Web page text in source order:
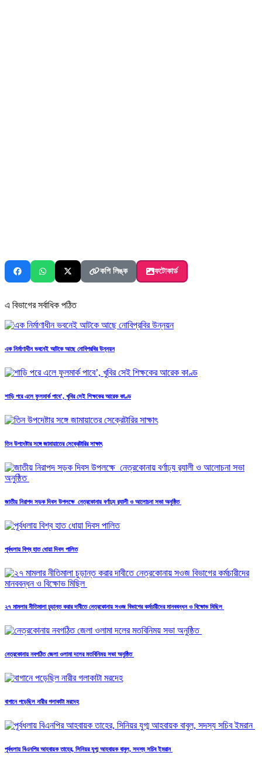
কপি লিঙ্ক ফটোকার্ড
এ বিভাগের সর্বাধিক পঠিত
এক নির্মাণাধীন ভবনেই আটকে আছে নোবিপ্রবির উন্নয়ন
শাড়ি পরে এলে ফুলমার্ক পাবে’, খুবির সেই শিক্ষকের আরেক কাণ্ড
তিন উপদেষ্টার সঙ্গে জামায়াতের সেক্রেটারির সাক্ষাৎ
জাতীয় নিরাপদ সড়ক দিবস উপলক্ষে নেত্রকোনায় বর্ণাঢ্য র‍্যালী ও আলোচনা সভা অনুষ্ঠিত
পূর্বধলায় বিশ্ব হাত ধোয়া দিবস পালিত
২৭ মামলার নীতিমালা চুড়ান্ত করার দাবীতে নেত্রকোনায় সওজ বিভাগের কর্মচারীদের মানববন্ধন ও বিক্ষোভ মিছিল
নেত্রকোনায় নবগঠিত জেলা ওলামা দলের মতবিনিময় সভা অনুষ্ঠিত
বাগানে পড়েছিল নারীর গলাকাটা মরদেহ
পূর্বধলায় বিএনপির আহবায়ক তাহের, সিনিয়র যুগ্ম আহবায়ক বাবুল, সদস্য সচিব ইমরান